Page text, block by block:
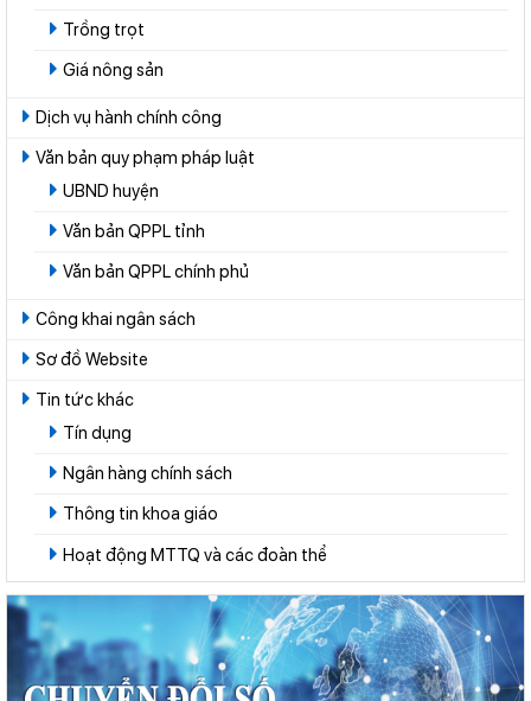
Trồng trọt
Giá nông sản
Dịch vụ hành chính công
Văn bản quy phạm pháp luật
UBND huyện
Văn bản QPPL tỉnh
Văn bản QPPL chính phủ
Công khai ngân sách
Sơ đồ Website
Tin tức khác
Tín dụng
Ngân hàng chính sách
Thông tin khoa giáo
Hoạt động MTTQ và các đoàn thể